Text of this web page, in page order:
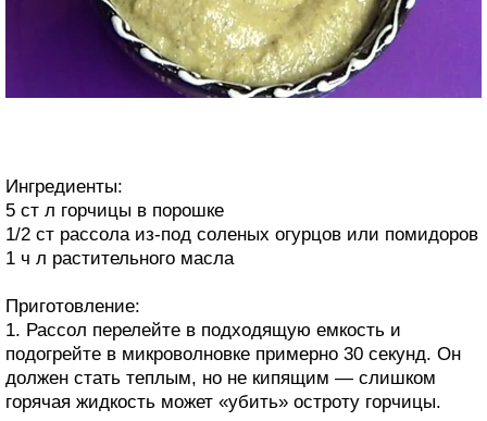
Ингредиенты:
5 ст л горчицы в порошке
1/2 ст рассола из-под соленых огурцов или помидоров
1 ч л растительного масла
Приготовление:
1. Рассол перелейте в подходящую емкость и
подогрейте в микроволновке примерно 30 секунд. Он
должен стать теплым, но не кипящим — слишком
горячая жидкость может «убить» остроту горчицы.